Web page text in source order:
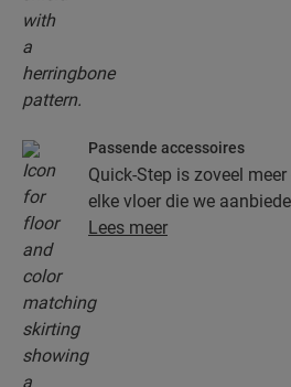
Passende accessoires
Quick-Step is zoveel
elke vloer die we
collectie accessoires,
Lees meer